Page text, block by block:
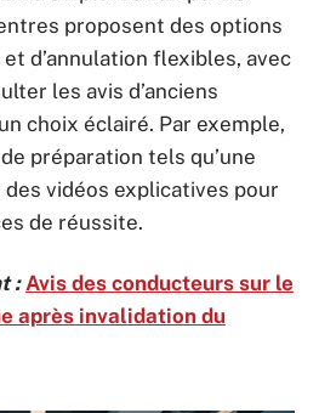
proposent des options
d’annulation flexibles, avec
les avis d’anciens
choix éclairé. Par exemple,
préparation tels qu’une
vidéos explicatives pour
de réussite.
: Avis des conducteurs sur le
après invalidation du